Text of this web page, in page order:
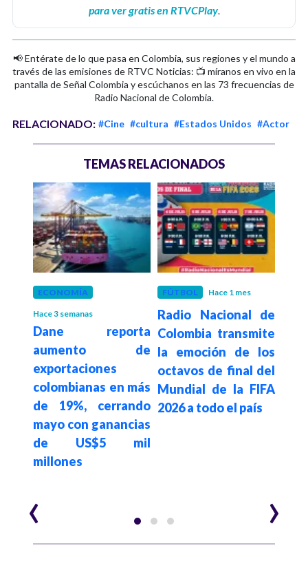
para ver gratis en RTVCPlay.
📢 Entérate de lo que pasa en Colombia, sus regiones y el mundo a
través de las emisiones de RTVC Noticias: 📺 míranos en vivo en la
pantalla de Señal Colombia y escúchanos en las 73 frecuencias de
Radio Nacional de Colombia.
RELACIONADO: #Cine #cultura #Estados Unidos #Actor
TEMAS RELACIONADOS
ECONOMÍA
Hace 3 semanas
Dane reporta
aumento de
exportaciones
colombianas en más
de 19%, cerrando
mayo con ganancias
de US$5 mil
millones
FÚTBOL Hace 1 mes
Radio Nacional de
Colombia transmite
la emoción de los
octavos de final del
Mundial de la FIFA
2026 a todo el país
‹ ›